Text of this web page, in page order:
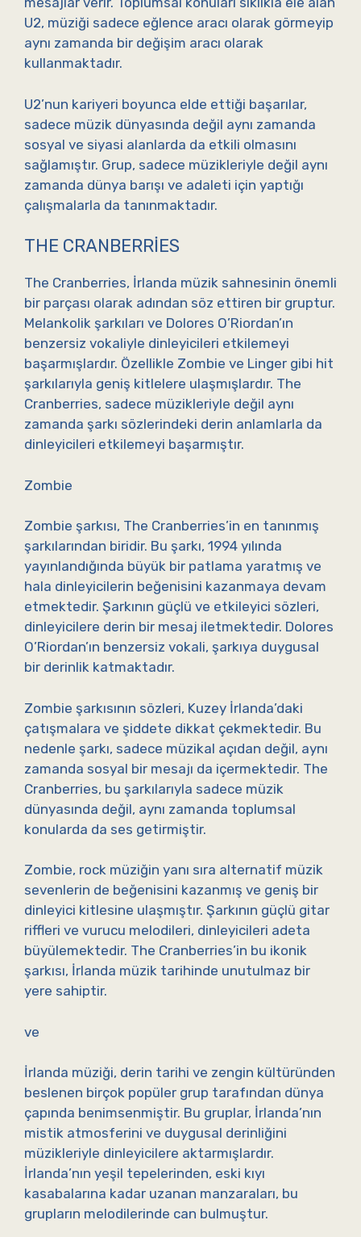
U2, müziği sadece eğlence aracı olarak görmeyip
aynı zamanda bir değişim aracı olarak
kullanmaktadır.
U2’nun kariyeri boyunca elde ettiği başarılar,
sadece müzik dünyasında değil aynı zamanda
sosyal ve siyasi alanlarda da etkili olmasını
sağlamıştır. Grup, sadece müzikleriyle değil aynı
zamanda dünya barışı ve adaleti için yaptığı
çalışmalarla da tanınmaktadır.
THE CRANBERRIES
The Cranberries, İrlanda müzik sahnesinin önemli
bir parçası olarak adından söz ettiren bir gruptur.
Melankolik şarkıları ve Dolores O’Riordan’ın
benzersiz vokaliyle dinleyicileri etkilemeyi
başarmışlardır. Özellikle Zombie ve Linger gibi hit
şarkılarıyla geniş kitlelere ulaşmışlardır. The
Cranberries, sadece müzikleriyle değil aynı
zamanda şarkı sözlerindeki derin anlamlarla da
dinleyicileri etkilemeyi başarmıştır.
Zombie
Zombie şarkısı, The Cranberries’in en tanınmış
şarkılarından biridir. Bu şarkı, 1994 yılında
yayınlandığında büyük bir patlama yaratmış ve
hala dinleyicilerin beğenisini kazanmaya devam
etmektedir. Şarkının güçlü ve etkileyici sözleri,
dinleyicilere derin bir mesaj iletmektedir. Dolores
O’Riordan’ın benzersiz vokali, şarkıya duygusal
bir derinlik katmaktadır.
Zombie şarkısının sözleri, Kuzey İrlanda’daki
çatışmalara ve şiddete dikkat çekmektedir. Bu
nedenle şarkı, sadece müzikal açıdan değil, aynı
zamanda sosyal bir mesajı da içermektedir. The
Cranberries, bu şarkılarıyla sadece müzik
dünyasında değil, aynı zamanda toplumsal
konularda da ses getirmiştir.
Zombie, rock müziğin yanı sıra alternatif müzik
sevenlerin de beğenisini kazanmış ve geniş bir
dinleyici kitlesine ulaşmıştır. Şarkının güçlü gitar
riffleri ve vurucu melodileri, dinleyicileri adeta
büyülemektedir. The Cranberries’in bu ikonik
şarkısı, İrlanda müzik tarihinde unutulmaz bir
yere sahiptir.
ve
İrlanda müziği, derin tarihi ve zengin kültüründen
beslenen birçok popüler grup tarafından dünya
çapında benimsenmiştir. Bu gruplar, İrlanda’nın
mistik atmosferini ve duygusal derinliğini
müzikleriyle dinleyicilere aktarmışlardır.
İrlanda’nın yeşil tepelerinden, eski kıyı
kasabalarına kadar uzanan manzaraları, bu
grupların melodilerinde can bulmuştur.